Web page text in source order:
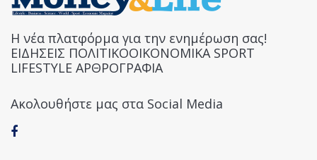
Η νέα πλατφόρμα για την ενημέρωση σας!
ΕΙΔΗΣΕΙΣ ΠΟΛΙΤΙΚΟΟΙΚΟΝΟΜΙΚΑ SPORT
LIFESTYLE ΑΡΘΡΟΓΡΑΦΙΑ
Ακολουθήστε μας στα Social Media